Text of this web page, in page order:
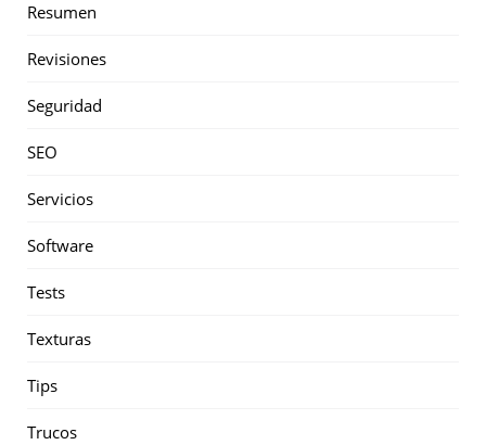
Resumen
Revisiones
Seguridad
SEO
Servicios
Software
Tests
Texturas
Tips
Trucos